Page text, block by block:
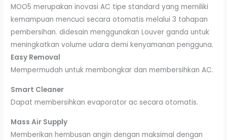
MOO5 merupakan inovasi AC tipe standard yang memiliki
kemampuan mencuci secara otomatis melalui 3 tahapan
pembersihan. didesain menggunakan Louver ganda untuk
meningkatkan volume udara demi kenyamanan pengguna.
Easy Removal
Mempermudah untuk membongkar dan membersihkan AC.
Smart Cleaner
Dapat membersihkan evaporator ac secara otomatis.
Mass Air Supply
Memberikan hembusan angin dengan maksimal dengan